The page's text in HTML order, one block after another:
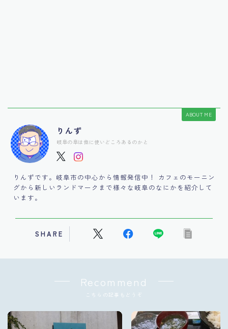
ABOUT ME
りんず
岐阜の阜は他に使いどころあるのかと
りんずです。岐阜市の中心から情報発信中！ カフェのモーニン
グから新しいランドマークまで様々な岐阜のなにかを紹介して
います。
SHARE
Recommend
こちらの記事もどうぞ